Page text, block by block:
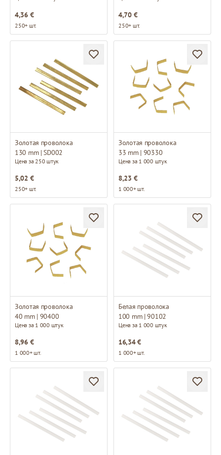
4,36 €
250+ шт.
4,70 €
250+ шт.
Золотая проволока
130 mm | SD002
Цена за 250 штук
5,02 €
250+ шт.
Золотая проволока
33 mm | 90330
Цена за 1 000 штук
8,23 €
1 000+ шт.
Золотая проволока
40 mm | 90400
Цена за 1 000 штук
8,96 €
1 000+ шт.
Белая проволока
100 mm | 90102
Цена за 1 000 штук
16,34 €
1 000+ шт.